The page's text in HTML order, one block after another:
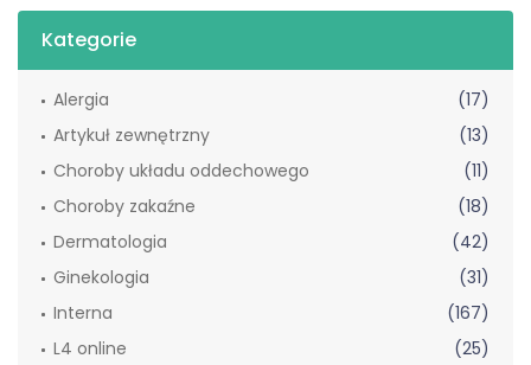
Kategorie
Alergia
(17)
Artykuł zewnętrzny
(13)
Choroby układu oddechowego
(11)
Choroby zakaźne
(18)
Dermatologia
(42)
Ginekologia
(31)
Interna
(167)
L4 online
(25)